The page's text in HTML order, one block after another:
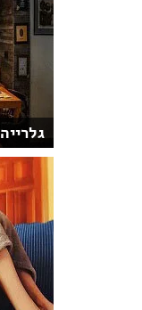
גלרייה